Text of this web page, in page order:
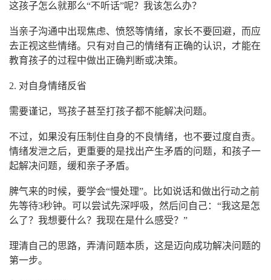
这孩子怎么就那么“不听话”呢？我该怎么办？
当亲子沟通中出现焦虑、愤怒等情绪，家长不要回避，而应
去正视这些情绪。只有对自己的情绪有正确的认识，才能在
教育孩子的过程中做出正确判断或决策。
2. 对自身情绪反省
需要谨记，骂孩子甚至打孩子都不能解决问题。
不过，如果没有压制住自身的不良情绪，也不要过度自责。
情绪发泄之后，更重要的是找出产生矛盾的问题，和孩子一
起解决问题，缓和亲子矛盾。
脾气来的时候，要学会“慢处理”。比如说话和做出行动之前
先等待3秒钟。可以尝试先深呼吸，然后问自己：“我这是怎
么了？我想要什么？我现在是什么感受？”
理清自己的思路，弄清问题本质，这是迈向成功解决问题的
第一步。